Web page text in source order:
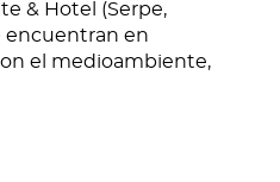
& Hotel (Serpe,
encuentran en
el medioambiente,